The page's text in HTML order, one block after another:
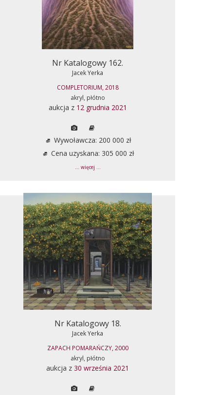
Nr Katalogowy 162.
Jacek Yerka
COMPLETORIUM, 2018
akryl, płótno
aukcja z 12 grudnia 2021
Wywoławcza: 200 000 zł
Cena uzyskana: 305 000 zł
... więcej ...
Nr Katalogowy 18.
Jacek Yerka
ZAPACH POMARAŃCZY, 2000
akryl, płótno
aukcja z 30 września 2021